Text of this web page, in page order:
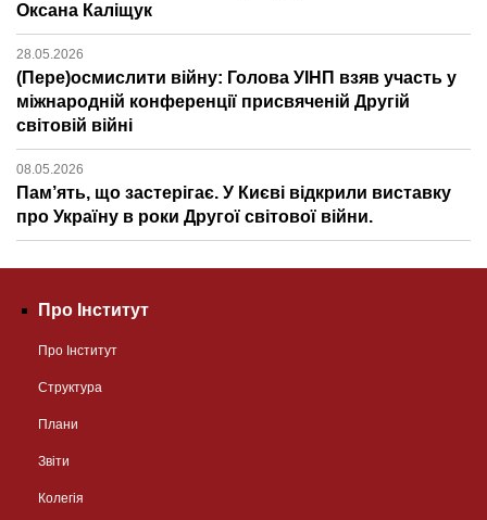
Оксана Каліщук
28.05.2026
(Пере)осмислити війну: Голова УІНП взяв участь у
міжнародній конференції присвяченій Другій
світовій війні
08.05.2026
Пам’ять, що застерігає. У Києві відкрили виставку
про Україну в роки Другої світової війни.
Про Інститут
Про Інститут
Структура
Плани
Звіти
Колегія